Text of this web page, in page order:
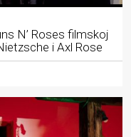
N’ Roses filmskoj
i Axl Rose